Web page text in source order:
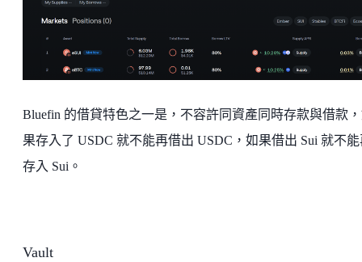
Bluefin 的借貸特色之一是，不容許同資產同時存款與借款
果存入了 USDC 就不能再借出 USDC，如果借出 Sui 就不
存入 Sui。
Vault